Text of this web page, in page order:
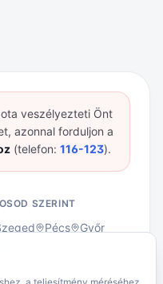
veszélyezteti Önt
azonnal forduljon a
(telefon: 116-123).
SZERINT
Pécs
Győr
Pszichológusoknak